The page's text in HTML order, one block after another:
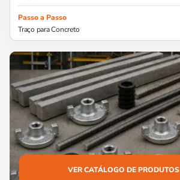
Passo a Passo
Traço para Concreto
VER CATÁLOGO DE PRODUTOS